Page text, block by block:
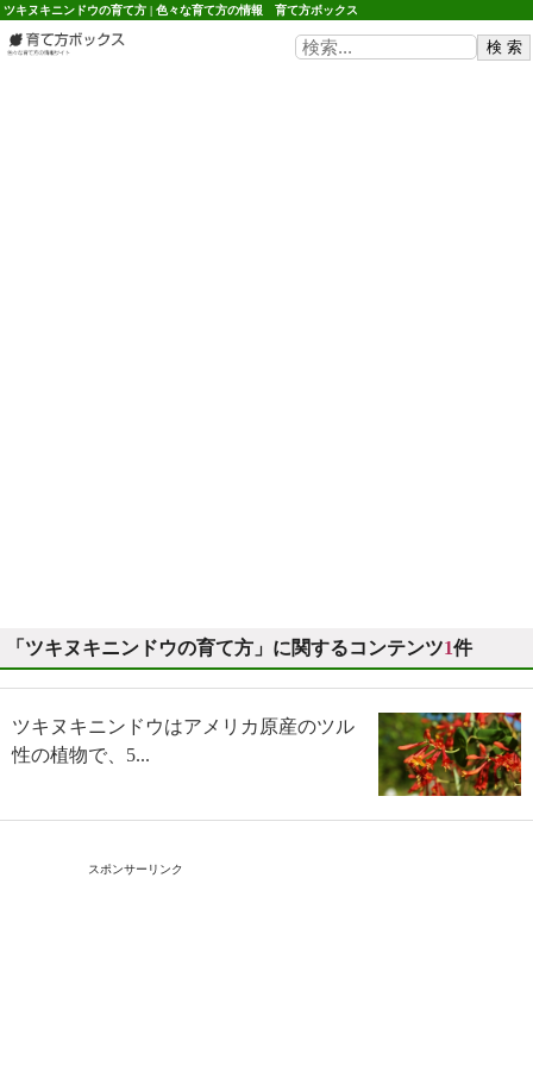
ツキヌキニンドウの育て方 | 色々な育て方の情報 育て方ボックス
「ツキヌキニンドウの育て方」に関するコンテンツ1件
ツキヌキニンドウはアメリカ原産のツル
性の植物で、5...
スポンサーリンク